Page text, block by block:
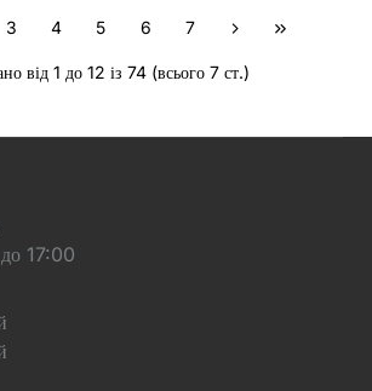
3 4 5 6 7
від 1 до 12 із 74 (всього 7 ст.)
17:00